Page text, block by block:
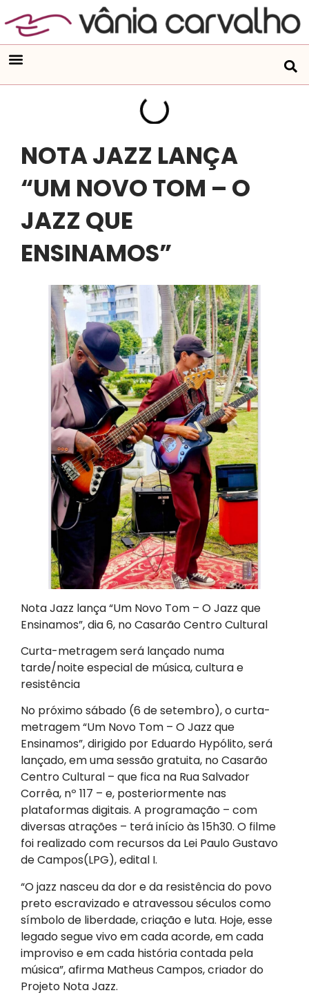
NOTA JAZZ LANÇA
“UM NOVO TOM – O
JAZZ QUE
ENSINAMOS”
Nota Jazz lança “Um Novo Tom – O Jazz que
Ensinamos”, dia 6, no Casarão Centro Cultural
Curta-metragem será lançado numa
tarde/noite especial de música, cultura e
resistência
No próximo sábado (6 de setembro), o curta-
metragem “Um Novo Tom – O Jazz que
Ensinamos”, dirigido por Eduardo Hypólito, será
lançado, em uma sessão gratuita, no Casarão
Centro Cultural – que fica na Rua Salvador
Corrêa, nº 117 – e, posteriormente nas
plataformas digitais. A programação – com
diversas atrações – terá início às 15h30. O filme
foi realizado com recursos da Lei Paulo Gustavo
de Campos(LPG), edital I.
“O jazz nasceu da dor e da resistência do povo
preto escravizado e atravessou séculos como
símbolo de liberdade, criação e luta. Hoje, esse
legado segue vivo em cada acorde, em cada
improviso e em cada história contada pela
música”, afirma Matheus Campos, criador do
Projeto Nota Jazz.